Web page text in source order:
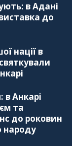
в Адані
до
нації в
в Анкарі
та
до роковин
народу